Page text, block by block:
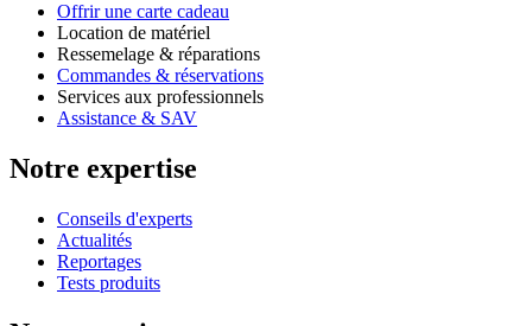
Offrir une carte cadeau
Location de matériel
Ressemelage & réparations
Commandes & réservations
Services aux professionnels
Assistance & SAV
Notre expertise
Conseils d'experts
Actualités
Reportages
Tests produits